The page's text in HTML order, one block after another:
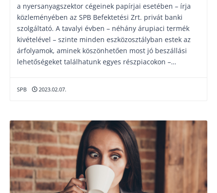
a nyersanyagszektor cégeinek papírjai esetében – írja
közleményében az SPB Befektetési Zrt. privát banki
szolgáltató. A tavalyi évben – néhány árupiaci termék
kivételével – szinte minden eszközosztályban estek az
árfolyamok, aminek köszönhetően most jó beszállási
lehetőségeket találhatunk egyes részpiacokon –…
SPB 2023.02.07.